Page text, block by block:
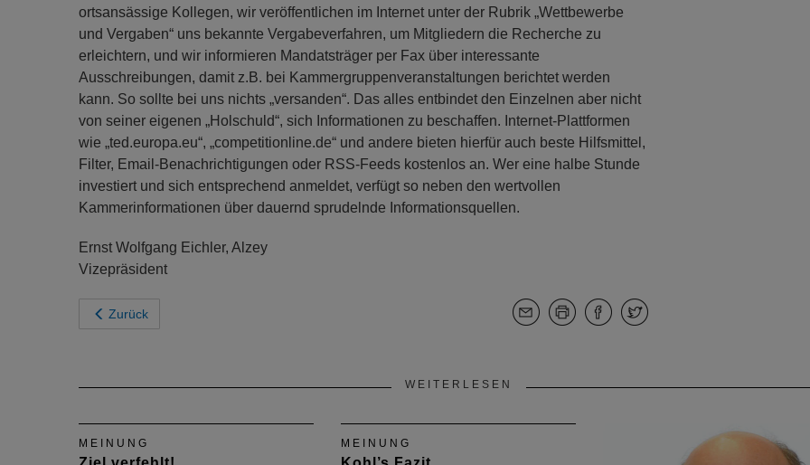
ortsansässige Kollegen, wir veröffentlichen im Internet unter der Rubrik „Wettbewerbe
und Vergaben“ uns bekannte Vergabeverfahren, um Mitgliedern die Recherche zu
erleichtern, und wir informieren Mandatsträger per Fax über interessante
Ausschreibungen, damit z.B. bei Kammergruppenveranstaltungen berichtet werden
kann. So sollte bei uns nichts „versanden“. Das alles entbindet den Einzelnen aber nicht
von seiner eigenen „Holschuld“, sich Informationen zu beschaffen. Internet-Plattformen
wie „ted.europa.eu“, „competitionline.de“ und andere bieten hierfür auch beste Hilfsmittel,
Filter, Email-Benachrichtigungen oder RSS-Feeds kostenlos an. Wer eine halbe Stunde
investiert und sich entsprechend anmeldet, verfügt so neben den wertvollen
Kammerinformationen über dauernd sprudelnde Informationsquellen.
Ernst Wolfgang Eichler, Alzey
Vizepräsident
Zurück
WEITERLESEN
MEINUNG MEINUNG